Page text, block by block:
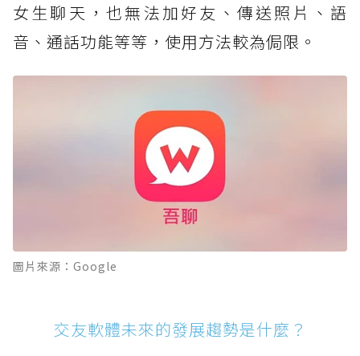
女生聊天，也無法加好友、傳送照片、語
音、通話功能等等，使用方法較為侷限。
圖片來源：Google
交友軟體未來的發展趨勢是什麼？